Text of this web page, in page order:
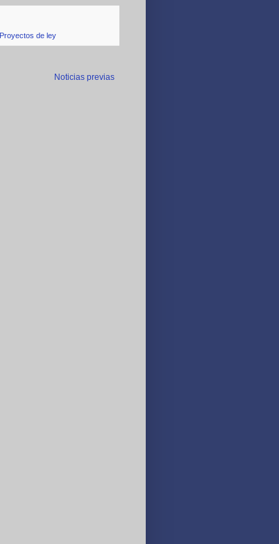
Proyectos de ley
Noticias previas